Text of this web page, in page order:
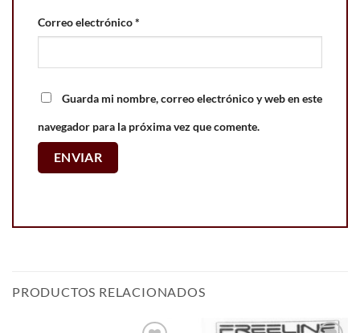
Correo electrónico*
Guarda mi nombre, correo electrónico y web en este
navegador para la próxima vez que comente.
PRODUCTOS RELACIONADOS